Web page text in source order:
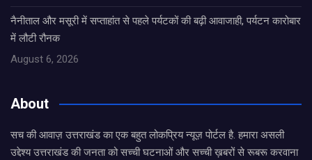
नैनीताल और मसूरी में सप्ताहांत से पहले पर्यटकों की बढ़ी आवाजाही, पर्यटन कारोबार
में लौटी रौनक
August 6, 2026
About
सच की आवाज़ उत्तराखंड का एक बहुत लोकप्रिय न्यूज़ पोर्टल है. हमारा असली
उद्देश्य उत्तराखंड की जनता को सच्ची घटनाओं और सच्ची ख़बरों से रूबरू करवाना